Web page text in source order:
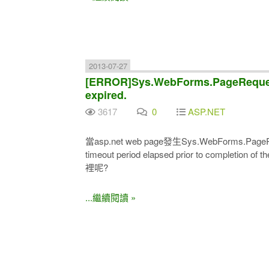
2013-07-27
expired.
3617 0 ASP.NET
當asp.net web page發生
timeout period elapsed prior to completion of
裡呢?
...繼續閱讀 »